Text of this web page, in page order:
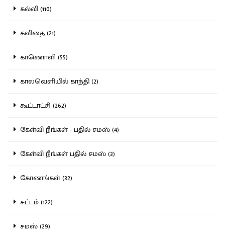
கல்வி (110)
கவிதை (21)
காணொளி (55)
காலவெளியில் காந்தி (2)
கூட்டாட்சி (262)
கேள்வி நீங்கள் - பதில் சமஸ் (4)
கேள்வி நீங்கள் பதில் சமஸ் (3)
கோணங்கள் (32)
சட்டம் (122)
சமஸ் (29)